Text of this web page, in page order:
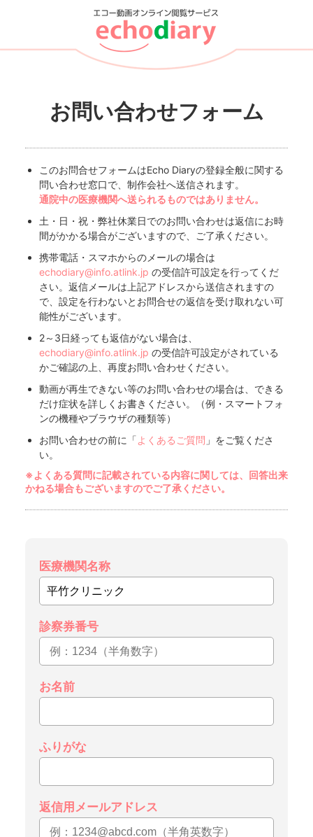
お問い合わせフォーム
このお問合せフォームはEcho Diaryの登録全般に関する
問い合わせ窓口で、制作会社へ送信されます。
通院中の医療機関へ送られるものではありません。
土・日・祝・弊社休業日でのお問い合わせは返信にお時
間がかかる場合がございますので、ご了承ください。
携帯電話・スマホからのメールの場合は
echodiary@info.atlink.jp の受信許可設定を行ってくだ
さい。返信メールは上記アドレスから送信されますの
で、設定を行わないとお問合せの返信を受け取れない可
能性がございます。
2～3日経っても返信がない場合は、
echodiary@info.atlink.jp の受信許可設定がされている
かご確認の上、再度お問い合わせください。
動画が再生できない等のお問い合わせの場合は、できる
だけ症状を詳しくお書きください。（例・スマートフォ
ンの機種やブラウザの種類等）
お問い合わせの前に「よくあるご質問 」をご覧くださ
い。
※よくある質問に記載されている内容に関しては、回答出来
かねる場合もございますのでご了承ください。
医療機関名称
診察券番号
お名前
ふりがな
返信用メールアドレス